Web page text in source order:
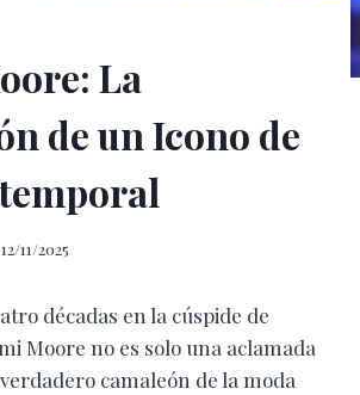
La
de un Icono de
12/11/2025
décadas en la cúspide de
Moore no es solo una aclamada
camaleón de la moda